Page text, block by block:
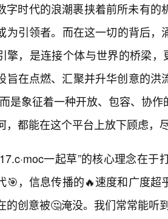
字时代的浪潮裹挟着前所未有的
为引领者。而在这一切的背后
擎，是连接个体与世界的桥梁，
旨在点燃、汇聚并升华创意的洪
是象征着一种开放、包容、协
，都能在这个平台上放下顾虑，
一起草”的核心理念在
🎯，信息传播的🔥速度和广度
的创意被🤔淹没。我们常常能听